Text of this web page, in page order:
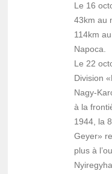
Le 16
43km au
114km
Napoca.
Le 22
Division
Nagy-
à la
1944, la
Geyer»
plus à